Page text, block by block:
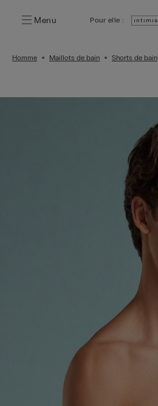
Menu Pour elle :
Homme Maillots de bain Shorts de bain